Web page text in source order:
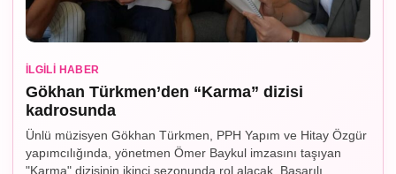
İLGILI HABER
Gökhan Türkmen’den “Karma” dizisi
kadrosunda
Ünlü müzisyen Gökhan Türkmen, PPH Yapım ve Hitay Özgür
yapımcılığında, yönetmen Ömer Baykul imzasını taşıyan
"Karma" dizisinin ikinci sezonunda rol alacak. Başarılı